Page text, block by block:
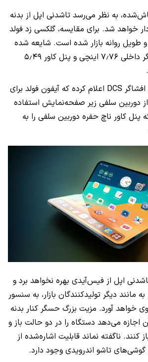
به نظر می‌رسد تاشدنی اپل از بدنه
خواهد شد. برای مقایسه، گلکسی زد فولد
طویل روانه بازار شده است. شایعه شده
آیفون فولد به نمایشگر داخلی ۷٫۷۶ اینچی و پنل کاور ۵٫۴۹
در ادامه گزارش خود، افشاگر DCS اعلام کرده که آیفون فولد برای
دوربین سلفی زیر صفحه‌نمایش استفاده
پنل کاور ناچ حفره دوربین سلفی را به
اپل از فیس‌آیدی بهره نخواهد برد و
مانند دیگر تولیدکنندگان بازار، به سنسور
خواهد آورد. مزیت بزرگ حسگر کنار بدنه
اجازه می‌دهد دستگاه را در دو حالت باز و
کنند. ناگفته نماند قابلیت اشاره‌شده از